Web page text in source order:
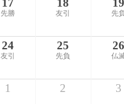
17
先勝
18
友引
19
先
24
友引
25
先負
26
仏
1 2 3